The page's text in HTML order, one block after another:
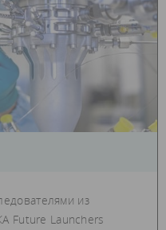
из
Future Launchers